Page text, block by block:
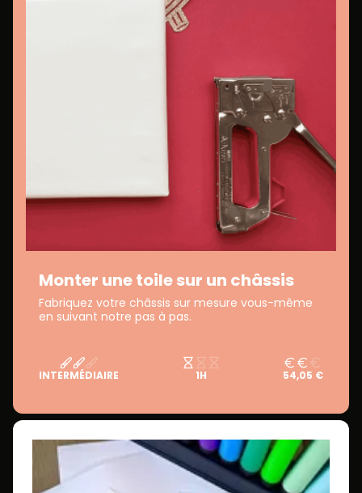
Monter une toile sur un châssis
Fabriquez votre châssis sur mesure vous-même
en suivant notre pas à pas.
INTERMÉDIAIRE 1H 54,05 €